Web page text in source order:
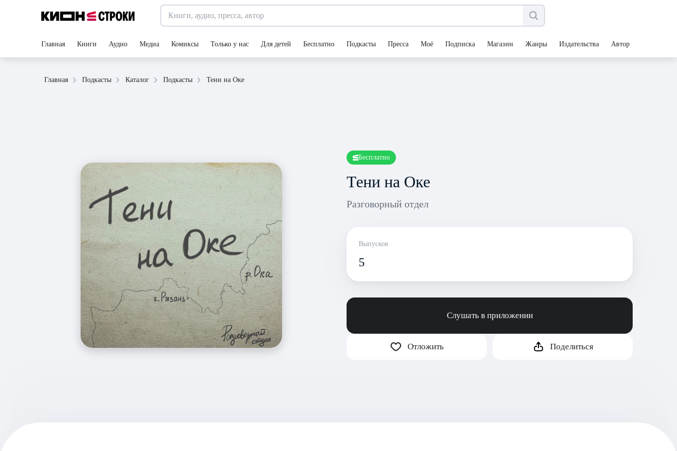
Главная Книги Аудио Медиа Комиксы Только у нас Для детей Бесплатно Подкасты Пресса Моё Подписка Магазин Жанры Издательства Авторы
Главная Подкасты Каталог Подкасты Тени на Оке
Бесплатно
Тени на Оке
Разговорный отдел
Выпусков
5
Слушать в приложении
Отложить Поделиться